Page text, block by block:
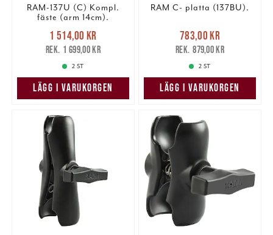
RAM-137U (C) Kompl.
fäste (arm 14cm).
Nuvarande pris
1 514,00 krTidigare pris
1 699,00 kr
1 514,00 kr
1 699,00 kr
2 ST
LÄGG I VARUKORGEN
RAM C- platta (137BU).
Nuvarande pris
783,00 krTidigare pris
879,00 kr
783,00 kr
879,00 kr
2 ST
LÄGG I VARUKORGEN